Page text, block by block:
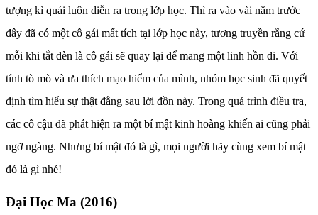
tượng kì quái luôn diễn ra trong lớp học. Thì ra vào vài năm trước
đây đã có một cô gái mất tích tại lớp học này, tương truyền rằng cứ
mỗi khi tắt đèn là cô gái sẽ quay lại để mang một linh hồn đi. Với
tính tò mò và ưa thích mạo hiểm của mình, nhóm học sinh đã quyết
định tìm hiểu sự thật đằng sau lời đồn này. Trong quá trình điều tra,
các cô cậu đã phát hiện ra một bí mật kinh hoàng khiến ai cũng phải
ngỡ ngàng. Nhưng bí mật đó là gì, mọi người hãy cùng xem bí mật
đó là gì nhé!
Đại Học Ma (2016)